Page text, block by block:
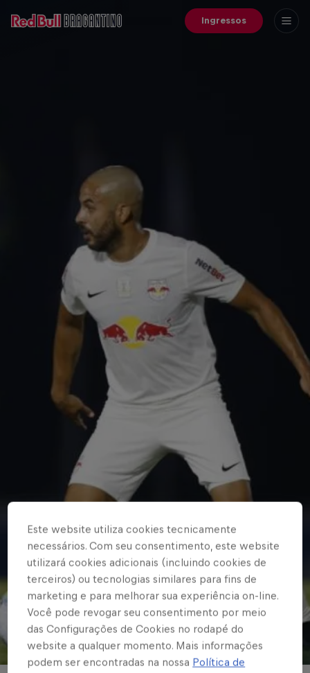
Ingressos
© Red Bull Bragantino
Este website utiliza cookies tecnicamente
necessários. Com seu consentimento, este website
utilizará cookies adicionais (incluindo cookies de
terceiros) ou tecnologias similares para fins de
marketing e para melhorar sua experiência on-line.
Você pode revogar seu consentimento por meio
das Configurações de Cookies no rodapé do
website a qualquer momento. Mais informações
podem ser encontradas na nossa Política de